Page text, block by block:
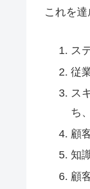
これを
ス
従
ス
ち
顧
知
顧